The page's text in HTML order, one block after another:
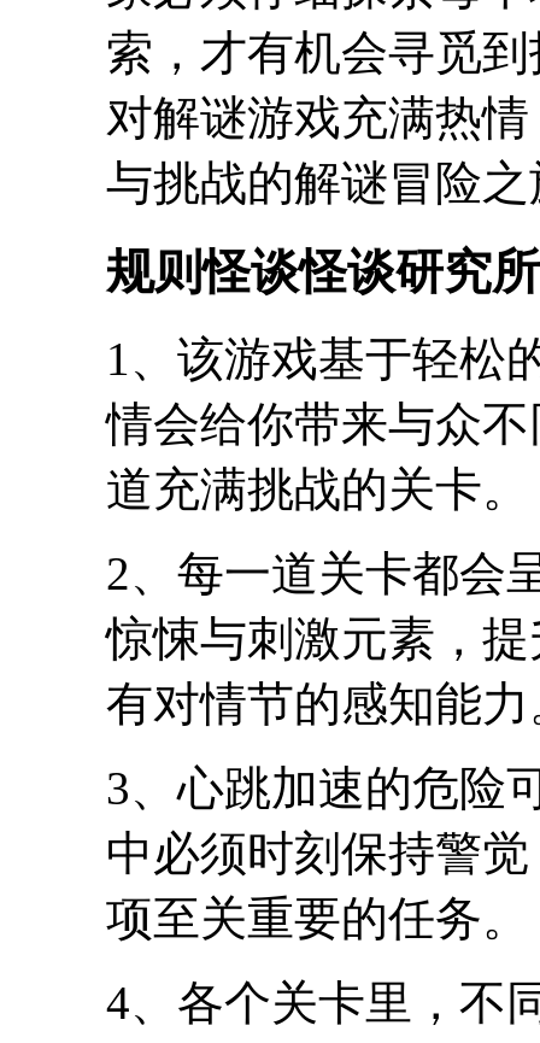
索，才有机会寻觅
对解谜游戏充满热
与挑战的解谜冒险
规则怪谈怪谈研究
1、该游戏基于轻松
情会给你带来与众
道充满挑战的关卡。
2、每一道关卡都会
惊悚与刺激元素，
有对情节的感知能力
3、心跳加速的危险
中必须时刻保持警
项至关重要的任务。
4、各个关卡里，不